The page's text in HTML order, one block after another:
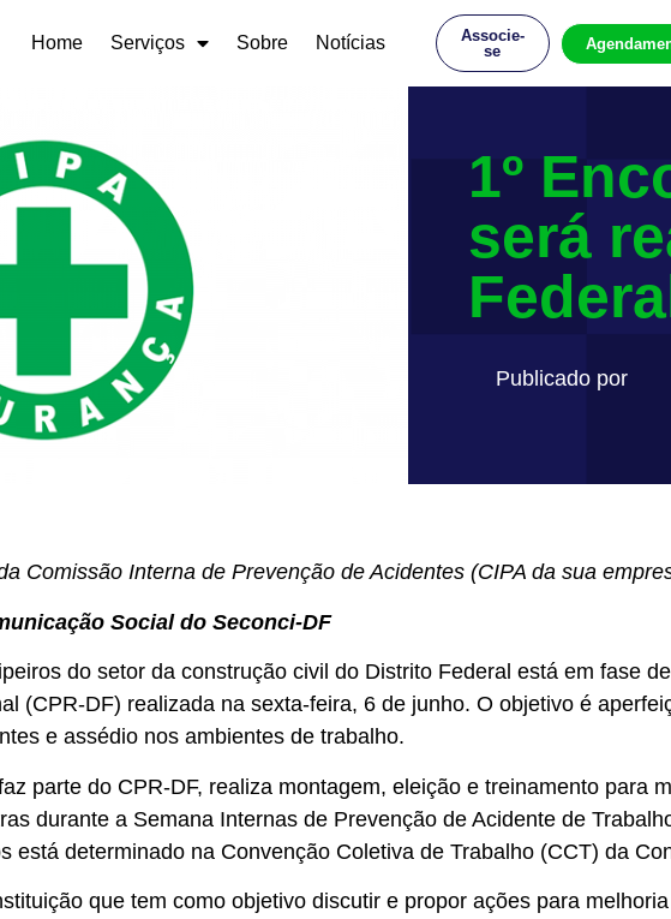
Home Serviços Sobre Notícias
Associe-
se
1º
será
Publicado por
Comissão Interna de Prevenção de Acidentes (CIPA da sua
Social do Seconci-DF
do setor da construção civil do Distrito Federal está em fase
(CPR-DF) realizada na sexta-feira, 6 de junho. O objetivo é
e assédio nos ambientes de trabalho.
parte do CPR-DF, realiza montagem, eleição e treinamento para
durante a Semana Internas de Prevenção de Acidente de
está determinado na Convenção Coletiva de Trabalho (CCT) da
que tem como objetivo discutir e propor ações para